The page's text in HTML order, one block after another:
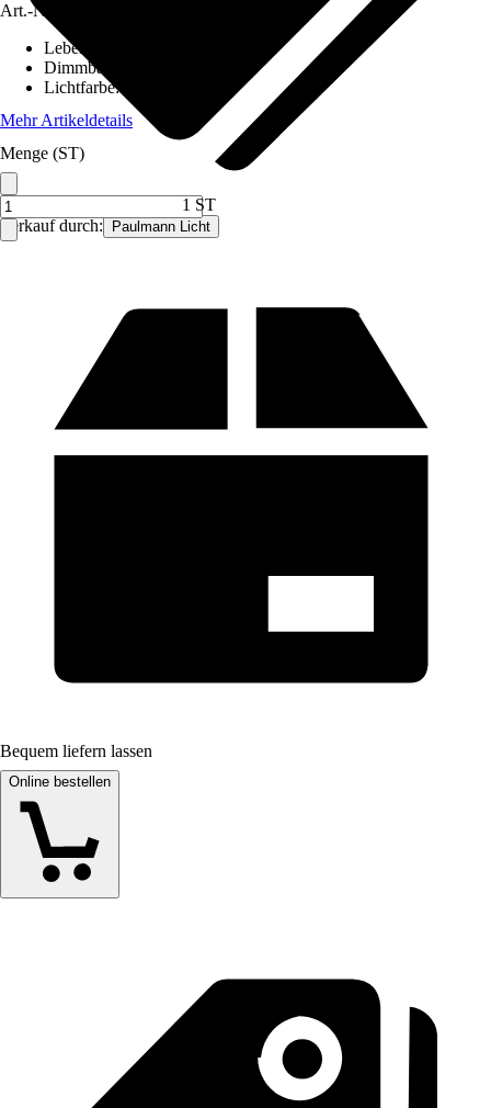
Verkauf durch: Paulmann Licht
Art.-Nr.
Lebensdauer
Dimmbar
Lichtfarbe:
Mehr Artikeldetails
Menge (ST)
1 ST
Bequem liefern lassen
Online bestellen